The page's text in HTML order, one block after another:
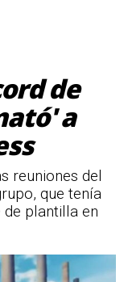
de
a
reuniones del
que tenía
plantilla en